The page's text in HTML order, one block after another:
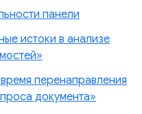
панели
истоки в анализе
перенаправления
документа»